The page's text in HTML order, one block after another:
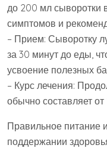
до 200 мл сыворотки
симптомов и
– Прием: Сыворотку
за 30 минут до еды,
усвоение полезных
– Курс лечения:
обычно составляет от
Правильное питание
поддержании